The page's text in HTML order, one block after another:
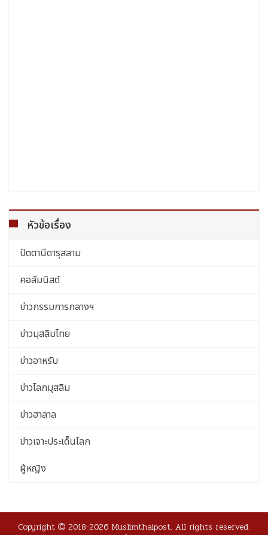
หัวข้อเรื่อง
ปัตตานีดารุสลาม
คอลัมนิสต์
ข่าวกรรมการกลางฯ
ข่าวมุสลิมไทย
ข่าวอาหรับ
ข่าวโลกมุสลิม
ข่าวฮาลาล
ข่าวเจาะประเด็นโลก
ผู้หญิง